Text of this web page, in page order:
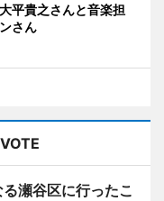
平貴之さんと音楽担
さん
瀬谷区に行ったこ